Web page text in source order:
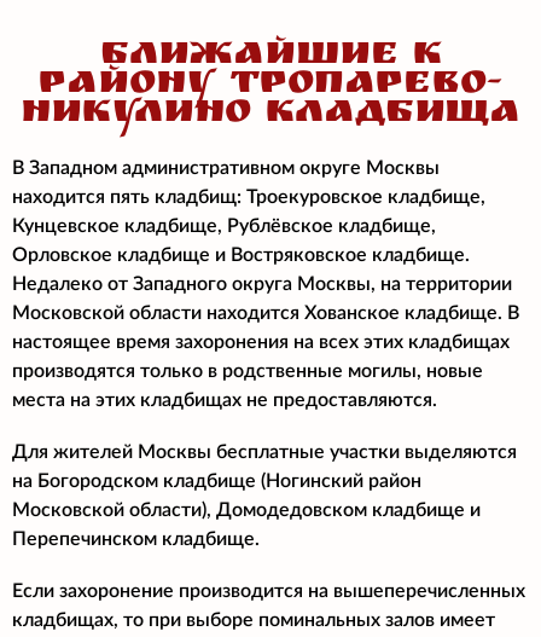
БЛИЖАЙШИЕ К
РАЙОНУ ТРОПАРЕВО-
НИКУЛИНО КЛАДБИЩА
В Западном административном округе Москвы
находится пять кладбищ: Троекуровское кладбище,
Кунцевское кладбище, Рублёвское кладбище,
Орловское кладбище и Востряковское кладбище.
Недалеко от Западного округа Москвы, на территории
Московской области находится Хованское кладбище. В
настоящее время захоронения на всех этих кладбищах
производятся только в родственные могилы, новые
места на этих кладбищах не предоставляются.
Для жителей Москвы бесплатные участки выделяются
на Богородском кладбище (Ногинский район
Московской области), Домодедовском кладбище и
Перепечинском кладбище.
Если захоронение производится на вышеперечисленных
кладбищах, то при выборе поминальных залов имеет